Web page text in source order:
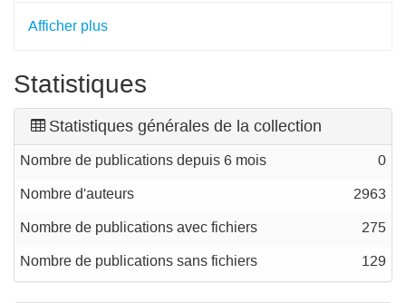
Afficher plus
Statistiques
Statistiques générales de la collection
Nombre de publications depuis 6 mois 0
Nombre d'auteurs 2963
Nombre de publications avec fichiers 275
Nombre de publications sans fichiers 129